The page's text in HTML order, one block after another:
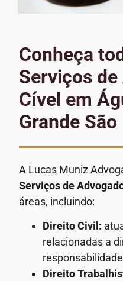
Conheça
Serviços
Cível em
Grande
A Lucas Muniz
Serviços de
áreas, incluindo:
Direito Civil:
relacionadas a
Direito